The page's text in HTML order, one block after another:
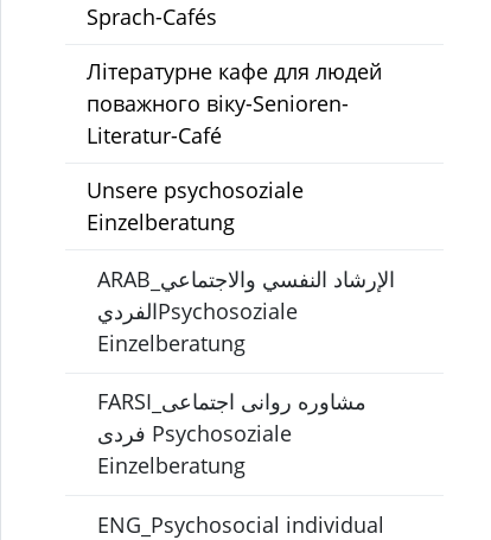
Sprach-Cafés
Літературне кафе для людей
поважного віку-Senioren-
Literatur-Café
Unsere psychosoziale
Einzelberatung
ARAB_الإرشاد النفسي والاجتماعي
الفرديPsychosoziale
Einzelberatung
FARSI_مشاوره روانی اجتماعی
فردی Psychosoziale
Einzelberatung
ENG_Psychosocial individual